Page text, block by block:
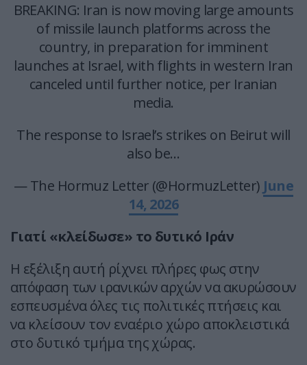
BREAKING: Iran is now moving large amounts
of missile launch platforms across the
country, in preparation for imminent
launches at Israel, with flights in western Iran
canceled until further notice, per Iranian
media.
The response to Israel’s strikes on Beirut will
also be…
— The Hormuz Letter (@HormuzLetter) June
14, 2026
Γιατί «κλείδωσε» το δυτικό Ιράν
Η εξέλιξη αυτή ρίχνει πλήρες φως στην
απόφαση των ιρανικών αρχών να ακυρώσουν
εσπευσμένα όλες τις πολιτικές πτήσεις και
να κλείσουν τον εναέριο χώρο αποκλειστικά
στο δυτικό τμήμα της χώρας.